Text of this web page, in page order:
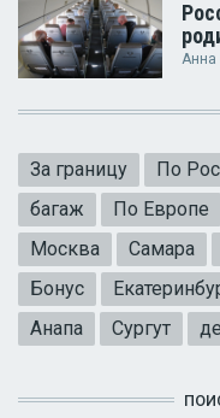
Анна
За границу По
багаж
По Европе
Москва
Самара
Бонус
Анапа
Сургут